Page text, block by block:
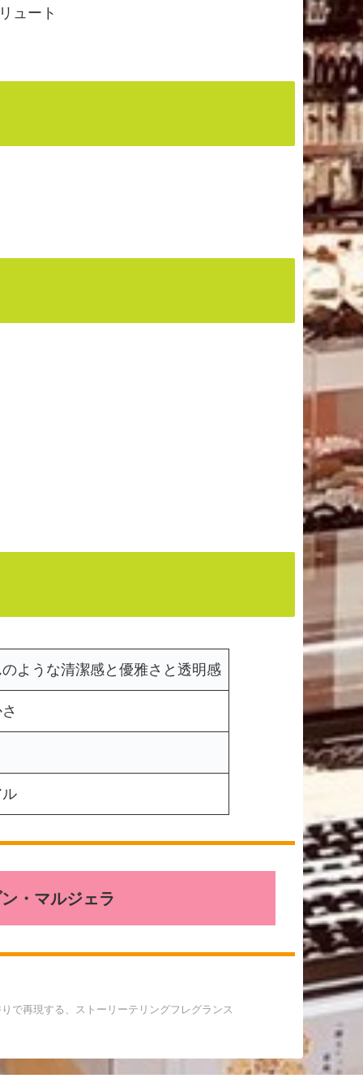
ュート
ような清潔感と優雅さと透明感
・マルジェラ
で再現する、ストーリーテリングフレグランス